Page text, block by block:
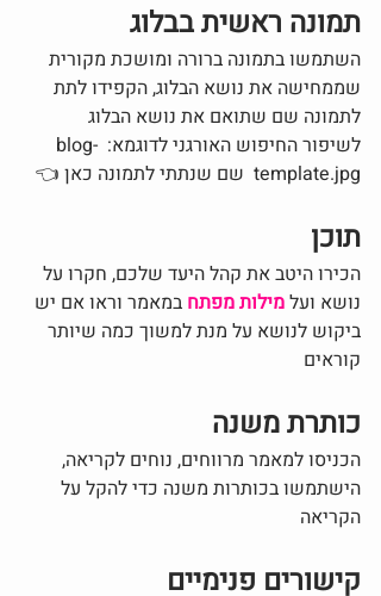
תמונה ראשית בבלוג
השתמשו בתמונה ברורה ומושכת מקורית
שממחישה את נושא הבלוג, הקפידו לתת
לתמונה שם שתואם את נושא הבלוג
לשיפור החיפוש האורגני לדוגמא: blog-
template.jpg  שם שנתתי לתמונה כאן 👈
תוכן
הכירו היטב את קהל היעד שלכם, חקרו על
נושא ועל מילות מפתח במאמר וראו אם יש
ביקוש לנושא על מנת למשוך כמה שיותר
קוראים
כותרת משנה
הכניסו למאמר מרווחים, נוחים לקריאה,
הישתמשו בכותרות משנה כדי להקל על
הקריאה
קישורים פנימיים